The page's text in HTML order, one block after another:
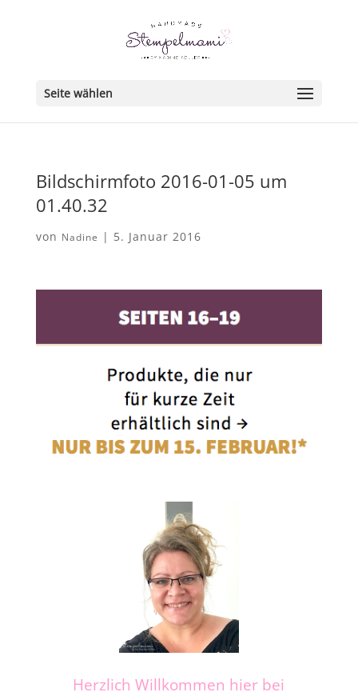
Seite wählen
Bildschirmfoto 2016-01-05 um
01.40.32
von Nadine | 5. Januar 2016
Herzlich Willkommen hier bei